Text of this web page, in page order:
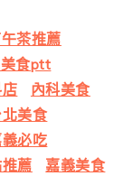
茶推薦
食ptt
內科美食
美食
必吃
薦
嘉義美食